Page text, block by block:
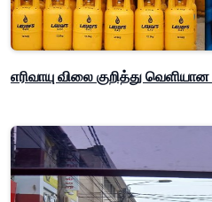
எரிவாயு விலை குறித்து வெளியான